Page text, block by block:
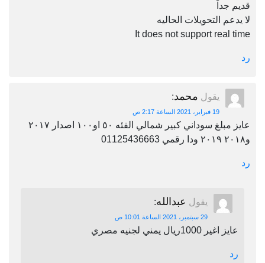
قديم جداَ
لا يدعم التحويلات الحاليه
It does not support real time
رد
يقول محمد:
19 فبراير، 2021 الساعة 2:17 ص
عايز مبلغ سوداني كبير شمالي الفئه ٥٠ او١٠٠ اصدار ٢٠١٧
و٢٠١٨ ٢٠١٩ ودا رقمي 01125436663
رد
يقول عبدالله:
29 سبتمبر، 2021 الساعة 10:01 ص
عايز اغير 1000ريال يمني لجنيه مصري
رد